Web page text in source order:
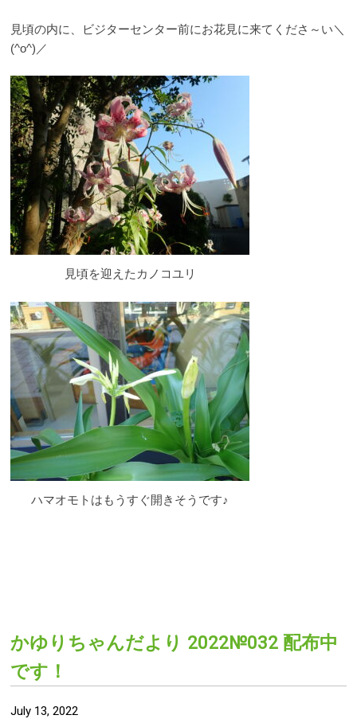
見頃の内に、ビジターセンター前にお花見に来てくださ～い＼
(^o^)／
見頃を迎えたカノコユリ
ハマオモトはもうすぐ開きそうです♪
かゆりちゃんだより 2022№032 配布中
です！
July 13, 2022